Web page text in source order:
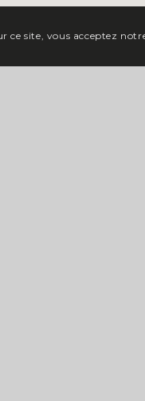
site, vous acceptez